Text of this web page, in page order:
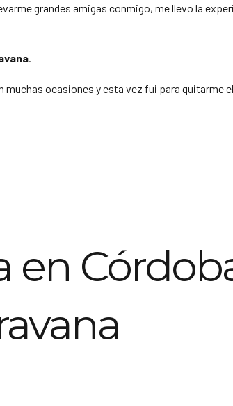
grandes amigas conmigo, me llevo la
.
ocasiones y esta vez fui para quitarme
en